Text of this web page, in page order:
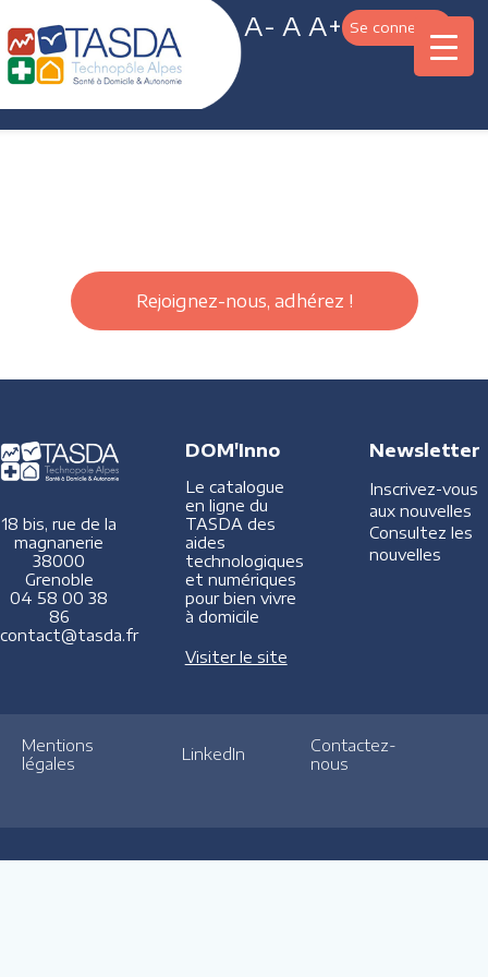
A- A A+ Se connecter
Rejoignez-nous, adhérez !
18 bis, rue de la
magnanerie
38000
Grenoble
04 58 00 38
86
contact@tasda.fr
DOM'Inno
Le catalogue
en ligne du
TASDA des
aides
technologiques
et numériques
pour bien vivre
à domicile
Visiter le site
Newsletter
Inscrivez-vous
aux nouvelles
Consultez les
nouvelles
Mentions
légales
LinkedIn
Contactez-
nous